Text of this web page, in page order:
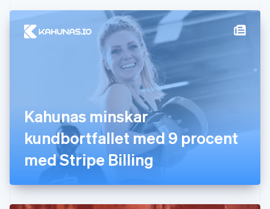
Kahunas minskar
kundbortfallet med 9 procent
med Stripe Billing
EnglishSvenska
Förenade Arabemiraten
Grekland
English
Hongkong SAR, Kina
English简体中文
Indien
Irland
English